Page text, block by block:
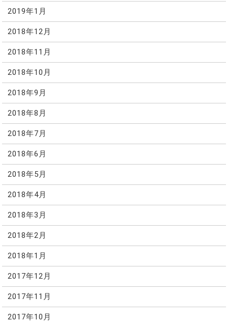
2019年1月
2018年12月
2018年11月
2018年10月
2018年9月
2018年8月
2018年7月
2018年6月
2018年5月
2018年4月
2018年3月
2018年2月
2018年1月
2017年12月
2017年11月
2017年10月